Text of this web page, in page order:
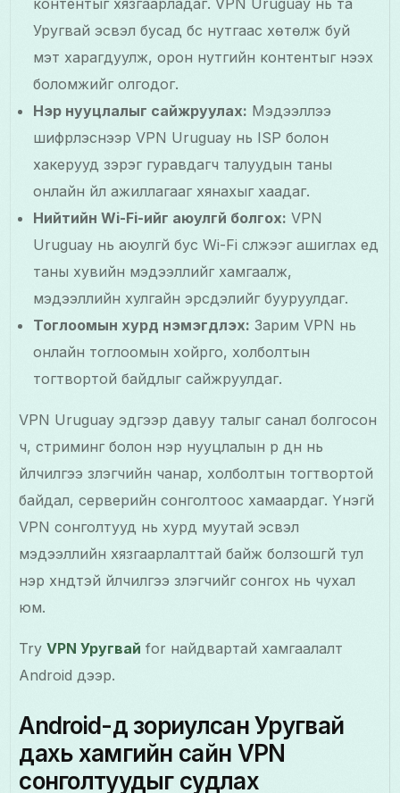
Уругвай эсвэл бусад бүс нутгаас хөтөлж буй
мэт харагдуулж, орон нутгийн контентыг нээх
боломжийг олгодог.
Нэр нууцлалыг сайжруулах: Мэдээллээ
шифрлэснээр VPN Uruguay нь ISP болон
хакерууд зэрэг гуравдагч талуудын таны
онлайн үйл ажиллагааг хянахыг хаадаг.
Нийтийн Wi-Fi-ийг аюулгүй болгох: VPN
Uruguay нь аюулгүй бус Wi-Fi сүлжээг ашиглах үед
таны хувийн мэдээллийг хамгаалж,
мэдээллийн хулгайн эрсдэлийг бууруулдаг.
Тоглоомын хурд нэмэгдүүлэх: Зарим VPN нь
онлайн тоглоомын хойрго, холболтын
тогтвортой байдлыг сайжруулдаг.
VPN Uruguay эдгээр давуу талыг санал болгосон
ч, стриминг болон нэр нууцлалын үр дүн нь
үйлчилгээ үзүүлэгчийн чанар, холболтын тогтвортой
байдал, серверийн сонголтоос хамаардаг. Үнэгүй
VPN сонголтууд нь хурд муутай эсвэл
мэдээллийн хязгаарлалттай байж болзошгүй тул
нэр хүндтэй үйлчилгээ үзүүлэгчийг сонгох нь чухал
юм.
TryVPN Уругвай for найдвартай хамгаалалт
Android дээр.
Android-д зориулсан Уругвай
дахь хамгийн сайн VPN
сонголтуудыг судлах